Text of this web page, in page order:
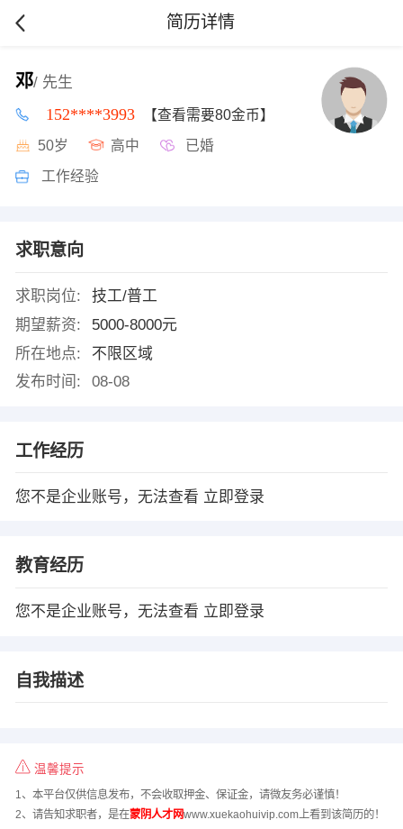
简历详情
邓/ 先生
152****3993 【查看需要80金币】
50岁 高中 已婚
工作经验
求职意向
求职岗位:
技工/普工
期望薪资:
5000-8000元
所在地点:
不限区域
发布时间:
08-08
工作经历
您不是企业账号，无法查看 立即登录
教育经历
您不是企业账号，无法查看 立即登录
自我描述
温馨提示
1、本平台仅供信息发布，不会收取押金、保证金，请微友务必谨慎！
2、请告知求职者，是在蒙阴人才网www.xuekaohuivip.com上看到该简历的！